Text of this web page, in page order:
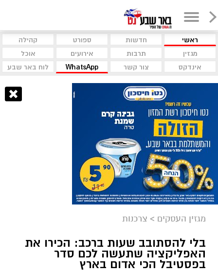
ראשי חדשות ספורט
קהילה
מגזין
תרבות אירועים
אוכל
אינדקס
צור קשר WhatsApp לוח באר שבע
מגזין העסקים > צרכנות
בלי להסתובב שעות ברכב: הכירו את
האפליקציה שתעשה לכם סדר
בפסטיבל הכי אדום בארץ